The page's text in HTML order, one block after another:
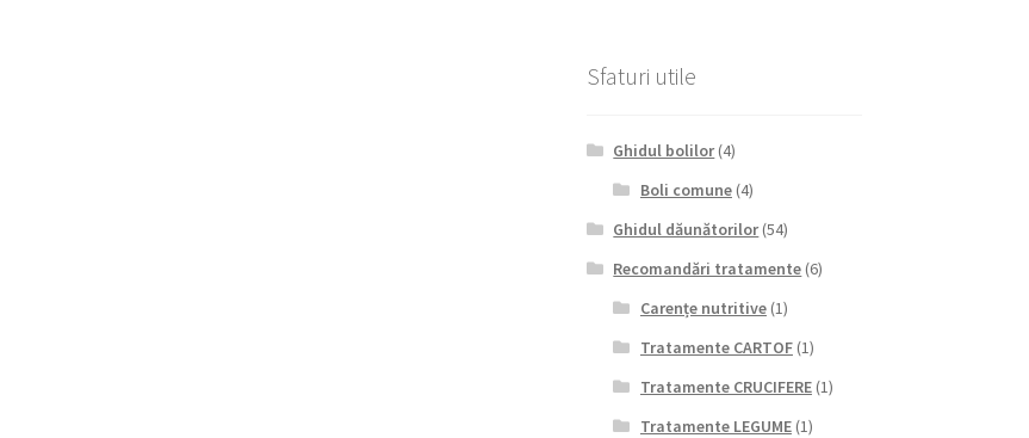
Sfaturi utile
Ghidul bolilor(4)
Boli comune(4)
Ghidul dăunătorilor(54)
Recomandări tratamente (6)
Carențe nutritive(1)
Tratamente CARTOF(1)
Tratamente CRUCIFERE(1)
Tratamente LEGUME(1)